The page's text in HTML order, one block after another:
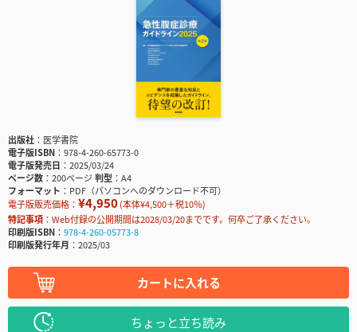
出版社
医学書院
電子版ISBN
978-4-260-65773-0
電子版発売日
2025/03/24
ページ数
200ページ判型
A4
フォーマット
PDF（パソコンへのダウンロード不可）
電子版販売価格： ¥4,950(本体¥4,500＋税10％)
特記事項
Web付録の公開期間は2028/03/20までです。何卒ご了承ください。
印刷版ISBN
978-4-260-05773-8
印刷版発行年月
2025/03
カートに入れる
ちょっと立ち読み